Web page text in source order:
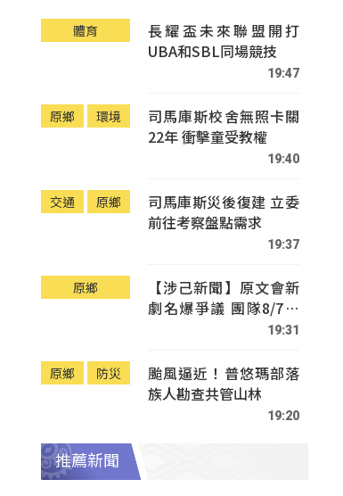
體育
長耀盃未來聯盟開打
UBA和SBL同場競技
19:47
原鄉 環境
司馬庫斯校舍無照卡關
22年 衝擊童受教權
19:40
交通 原鄉
司馬庫斯災後復建 立委
前往考察盤點需求
19:37
原鄉
【涉己新聞】原文會新
劇名爆爭議 團隊8/7赴
19:31
原鄉 防災
颱風逼近！普悠瑪部落
族人勘查共管山林
19:20
推薦新聞